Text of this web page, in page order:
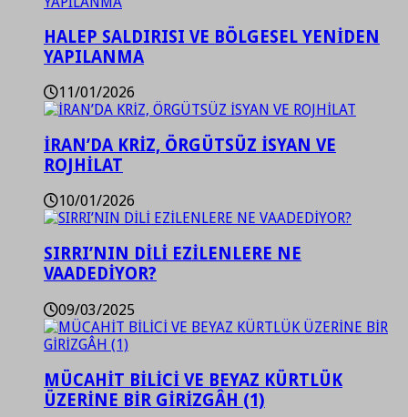
HALEP SALDIRISI VE BÖLGESEL YENİDEN
YAPILANMA
11/01/2026
İRAN’DA KRİZ, ÖRGÜTSÜZ İSYAN VE
ROJHİLAT
10/01/2026
SIRRI’NIN DİLİ EZİLENLERE NE
VAADEDİYOR?
09/03/2025
MÜCAHİT BİLİCİ VE BEYAZ KÜRTLÜK
ÜZERİNE BİR GİRİZGÂH (1)